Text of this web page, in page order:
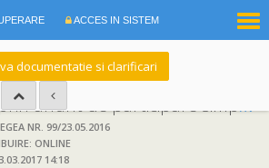
ACCES IN SISTEM
documentatie si clarificari
Achizitie initiata prin anunt de participare simplificat:
NR. 99/23.05.2016
ONLINE
14:18